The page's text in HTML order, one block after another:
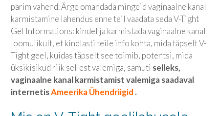
parim vahend. Ärge omandada mingeid vaginaalne kanal
karmistamine lahendus enne teil vaadata seda V-Tight
Gel Informations: kindel ja karmistada vaginaalne kanal
loomulikult, et kindlasti teile info kohta, mida täpselt V-
Tight geel, kuidas täpselt see toimib, potentsi, mida
üksikisikud riik sellest valemiga, samuti selleks,
vaginaalne kanal karmistamist valemiga saadaval
internetisAmeerika Ühendriigid .